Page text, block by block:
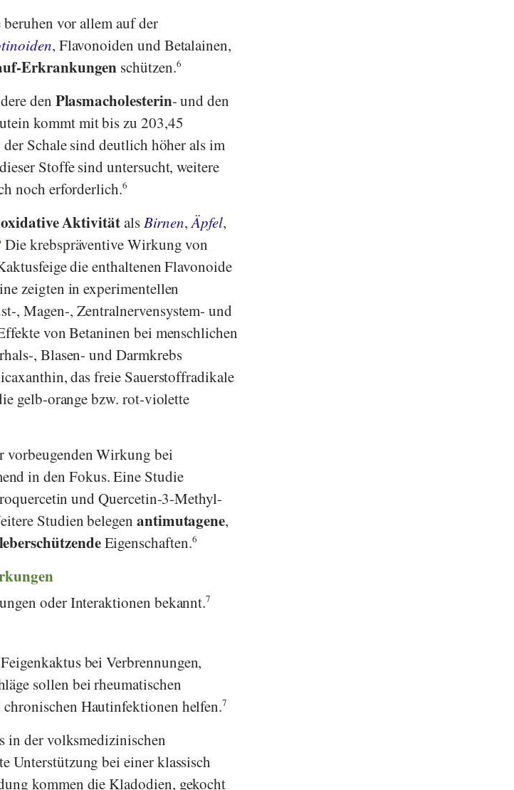
vor allem auf der
, Flavonoiden und Betalainen,
Erkrankungen schützen.6
den Plasmacholesterin- und den
kommt mit bis zu 203,45
Schale sind deutlich höher als im
Stoffe sind untersucht, weitere
noch erforderlich.6
Aktivitätals Birnen,Äpfel,
Die krebspräventive Wirkung von
die enthaltenen Flavonoide
zeigten in experimentellen
, Magen-, Zentralnervensystem- und
von Betaninen bei menschlichen
, Blasen- und Darmkrebs
das freie Sauerstoffradikale
gelb-orange bzw. rot-violette
vorbeugenden Wirkung bei
in den Fokus. Eine Studie
und Quercetin-3-Methyl-
Studien belegen antimutagene,
leberschützendeEigenschaften.6
oder Interaktionen bekannt.7
bei Verbrennungen,
sollen bei rheumatischen
Hautinfektionen helfen.7
in der volksmedizinischen
Unterstützung bei einer klassisch
kommen die Kladodien, gekocht